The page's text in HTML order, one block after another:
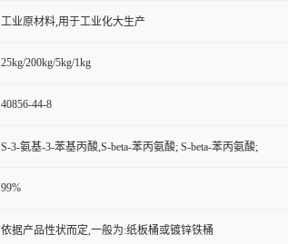
工业原材料,用于工业化大生产
25kg/200kg/5kg/1kg
40856-44-8
S-3-氨基-3-苯基丙酸,S-beta-苯丙氨酸; S-beta-苯丙氨酸;
99%
依据产品性状而定,一般为:纸板桶或镀锌铁桶